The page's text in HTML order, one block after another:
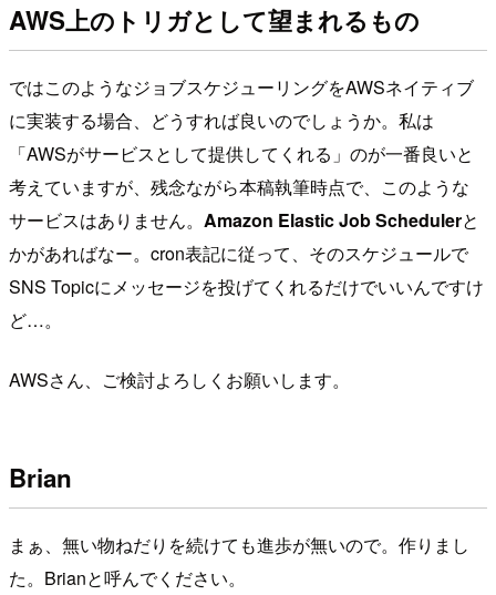
AWS上のトリガとして望まれるもの
ではこのようなジョブスケジューリングをAWSネイティブ
に実装する場合、どうすれば良いのでしょうか。私は
「AWSがサービスとして提供してくれる」のが一番良いと
考えていますが、残念ながら本稿執筆時点で、このような
サービスはありません。 Amazon Elastic Job Schedulerと
かがあればなー。cron表記に従って、そのスケジュールで
SNS Topicにメッセージを投げてくれるだけでいいんですけ
ど…。
AWSさん、ご検討よろしくお願いします。
Brian
まぁ、無い物ねだりを続けても進歩が無いので。作りまし
た。Brianと呼んでください。